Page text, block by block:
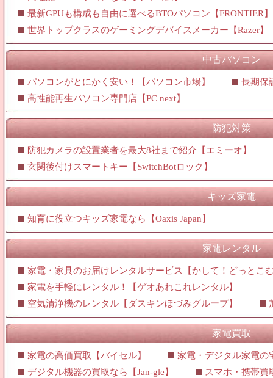
最新GPUも構成も自由に選べるBTOパソコン【FRONTIER】
世界トップクラスのゲーミングデバイスメーカー【Razer】
中古パソコン
パソコンがとにかく安い！【パソコン市場】
長期保
高性能再生パソコン専門店【PC next】
防犯対策
防犯カメラの設置業者を最大8社まで紹介【エミーオ】
玄関後付けスマートキー【SwitchBotロック】
キッズ家電
知育に役立つキッズ家電なら【Oaxis Japan】
家電レンタル
家電・家具のお届けレンタルサービス【かして！どっとこ
家電を手軽にレンタル！【ゲオあれこれレンタル】
空気清浄機のレンタル【ダスキンほづみグループ】
家電買取
家電の高価買取【バイセル】
家電・デジタル家電の
デジタル機器の買取なら【Jan-gle】
スマホ・携帯買